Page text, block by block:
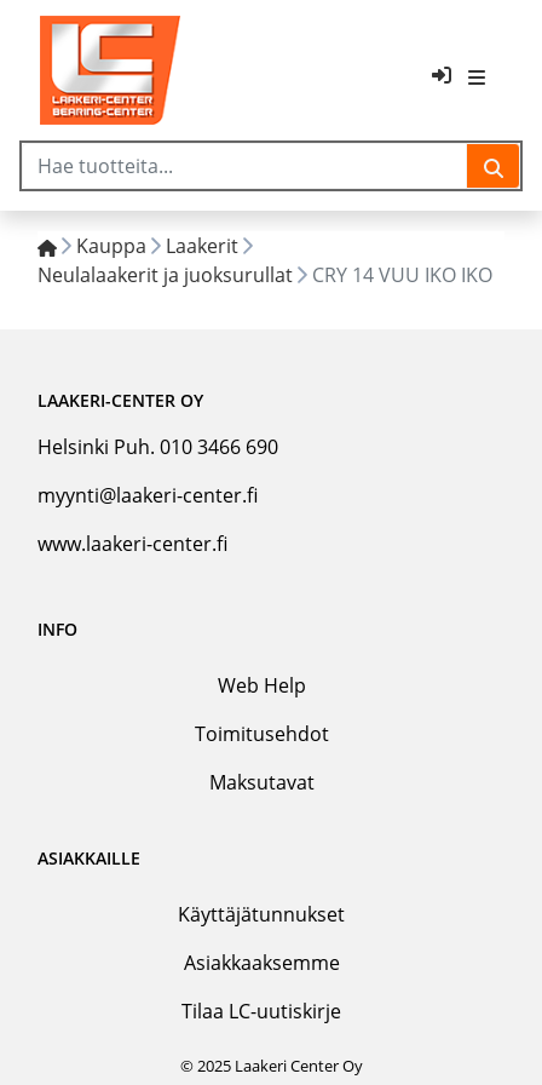
Kauppa
Laakerit
Neulalaakerit ja juoksurullat
CRY 14 VUU IKO IKO
LAAKERI-CENTER OY
Helsinki Puh. 010 3466 690
myynti@laakeri-center.fi
www.laakeri-center.fi
INFO
Web Help
Toimitusehdot
Maksutavat
ASIAKKAILLE
Käyttäjätunnukset
Asiakkaaksemme
Tilaa LC-uutiskirje
© 2025 Laakeri Center Oy